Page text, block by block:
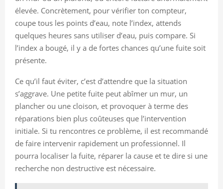
élevée. Concrètement, pour vérifier ton compteur,
coupe tous les points d’eau, note l’index, attends
quelques heures sans utiliser d’eau, puis compare. Si
l’index a bougé, il y a de fortes chances qu’une fuite soit
présente.
Ce qu’il faut éviter, c’est d’attendre que la situation
s’aggrave. Une petite fuite peut abîmer un mur, un
plancher ou une cloison, et provoquer à terme des
réparations bien plus coûteuses que l’intervention
initiale. Si tu rencontres ce problème, il est recommandé
de faire intervenir rapidement un professionnel. Il
pourra localiser la fuite, réparer la cause et te dire si une
recherche non destructive est nécessaire.